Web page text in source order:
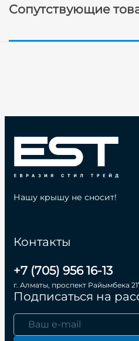
Сопутствующие
Контакты
+7 (705) 956 16-13
г. Алматы, проспект Райымбека
Подписаться на
Нашу крышу не сносит!